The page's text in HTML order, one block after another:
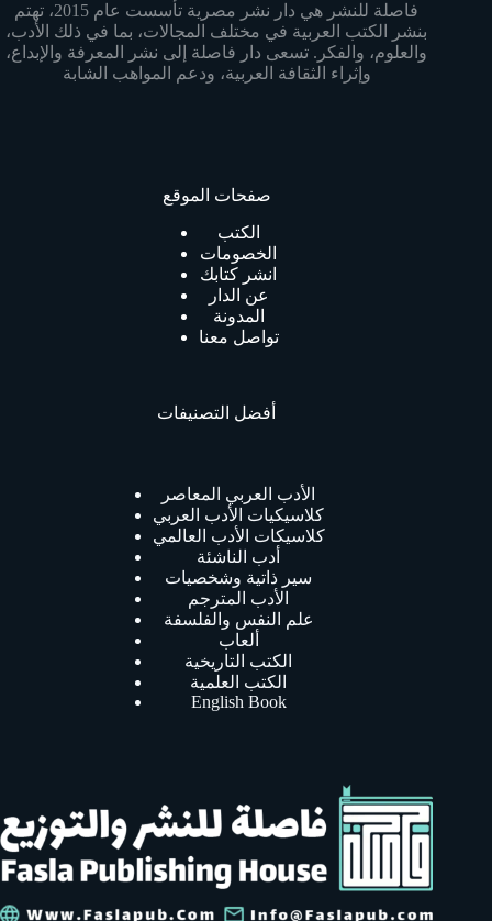
فاصلة للنشر هي دار نشر مصرية تأسست عام 2015، تهتم
بنشر الكتب العربية في مختلف المجالات، بما في ذلك الأدب،
والعلوم، والفكر. تسعى دار فاصلة إلى نشر المعرفة والإبداع،
وإثراء الثقافة العربية، ودعم المواهب الشابة
صفحات الموقع
الكتب
الخصومات
انشر كتابك
عن الدار
المدونة
تواصل معنا
أفضل التصنيفات
الأدب العربي المعاصر
كلاسيكيات الأدب العربي
كلاسيكات الأدب العالمي
أدب الناشئة
سير ذاتية وشخصيات
الأدب المترجم
علم النفس والفلسفة
ألعاب
الكتب التاريخية
الكتب العلمية
English Book